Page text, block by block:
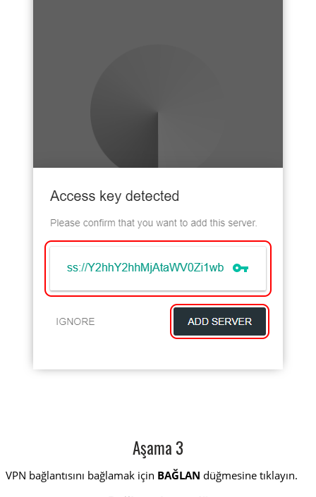
Aşama 3
VPN bağlantısını bağlamak için BAĞLAN düğmesine tıklayın.